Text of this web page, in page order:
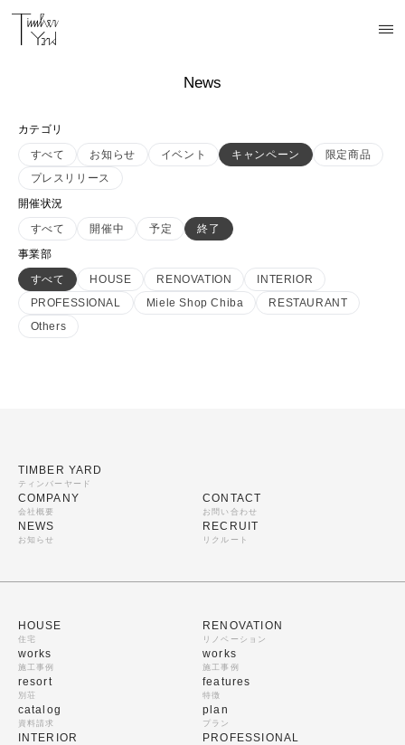
News
カテゴリ
すべて
お知らせ イベント キャンペーン
限定商品
プレスリリース
開催状況
すべて
開催中 予定
終了
事業部
すべて
HOUSE RENOVATION
INTERIOR
PROFESSIONAL
Miele Shop Chiba
RESTAURANT
Others
TIMBER YARD
ティンバーヤード
COMPANY
会社概要
NEWS
お知らせ
CONTACT
お問い合わせ
RECRUIT
リクルート
HOUSE
住宅
works
施工事例
resort
別荘
catalog
資料請求
RENOVATION
リノベーション
works
施工事例
features
特徴
plan
プラン
INTERIOR PROFESSIONAL